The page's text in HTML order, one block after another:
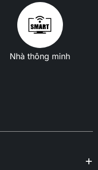
Nhà thông minh